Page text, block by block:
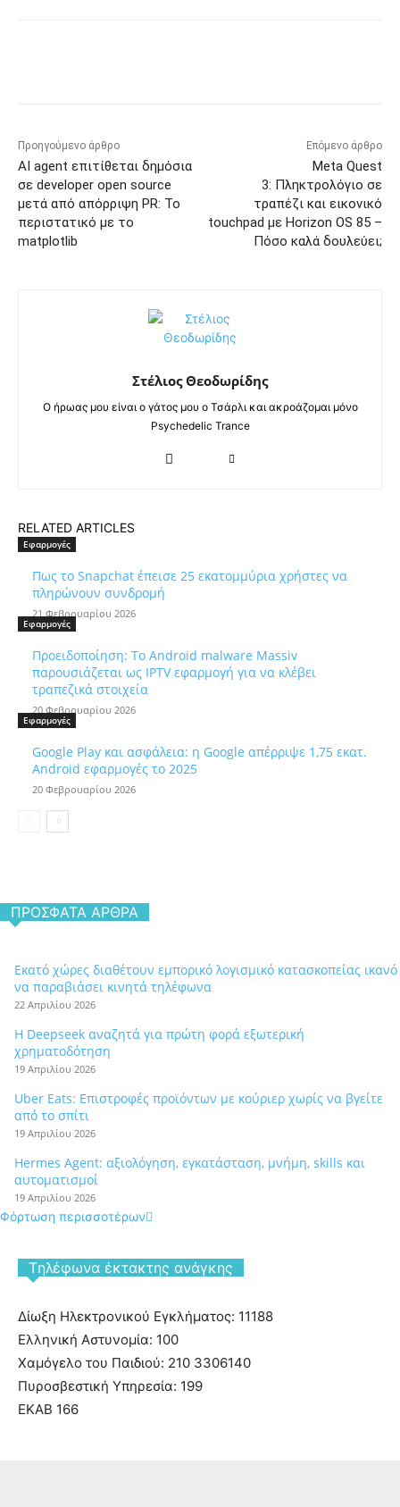
Προηγούμενο άρθρο
AI agent επιτίθεται δημόσια
σε developer open source
μετά από απόρριψη PR: Το
περιστατικό με το
matplotlib
Επόμενο άρθρο
Meta Quest
3: Πληκτρολόγιο σε
τραπέζι και εικονικό
touchpad με Horizon OS 85 –
Πόσο καλά δουλεύει;
Στέλιος Θεοδωρίδης
Ο ήρωας μου είναι ο γάτος μου ο Τσάρλι και ακροάζομαι μόνο
Psychedelic Trance
RELATED ARTICLES
Εφαρμογές
Πως το Snapchat έπεισε 25 εκατομμύρια χρήστες να
πληρώνουν συνδρομή
21 Φεβρουαρίου 2026
Εφαρμογές
Προειδοποίηση: Το Android malware Massiv
παρουσιάζεται ως IPTV εφαρμογή για να κλέβει
τραπεζικά στοιχεία
20 Φεβρουαρίου 2026
Εφαρμογές
Google Play και ασφάλεια: η Google απέρριψε 1,75 εκατ.
Android εφαρμογές το 2025
20 Φεβρουαρίου 2026
ΠΡΌΣΦΑΤΑ ΆΡΘΡΑ
Εκατό χώρες διαθέτουν εμπορικό λογισμικό κατασκοπείας ικανό
να παραβιάσει κινητά τηλέφωνα
22 Απριλίου 2026
Η Deepseek αναζητά για πρώτη φορά εξωτερική
χρηματοδότηση
19 Απριλίου 2026
Uber Eats: Επιστροφές προϊόντων με κούριερ χωρίς να βγείτε
από το σπίτι
19 Απριλίου 2026
Hermes Agent: αξιολόγηση, εγκατάσταση, μνήμη, skills και
αυτοματισμοί
19 Απριλίου 2026
Φόρτωση περισσοτέρων
Tηλέφωνα έκτακτης ανάγκης
Δίωξη Ηλεκτρονικού Εγκλήματος: 11188
Ελληνική Αστυνομία: 100
Χαμόγελο του Παιδιού: 210 3306140
Πυροσβεστική Υπηρεσία: 199
ΕΚΑΒ 166